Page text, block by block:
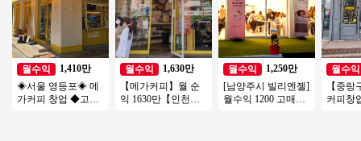
월수익
1,410만
◈서울 영등포◈ 메
가커피 창업 ◆고수
월수익
1,630만
【메가커피】월 순
익 1630만【인천】
월수익
1,250만
[남양주시 빌리엔젤]
월수익 1200 고매출/
월수익
【중
커피창